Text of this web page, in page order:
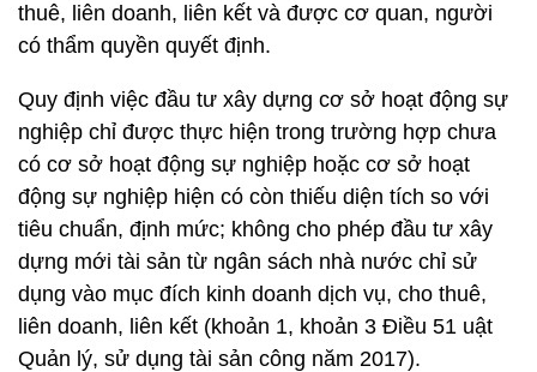
thuê, liên doanh, liên kết và được cơ quan, người
có thẩm quyền quyết định.
Quy định việc đầu tư xây dựng cơ sở hoạt động sự
nghiệp chỉ được thực hiện trong trường hợp chưa
có cơ sở hoạt động sự nghiệp hoặc cơ sở hoạt
động sự nghiệp hiện có còn thiếu diện tích so với
tiêu chuẩn, định mức; không cho phép đầu tư xây
dựng mới tài sản từ ngân sách nhà nước chỉ sử
dụng vào mục đích kinh doanh dịch vụ, cho thuê,
liên doanh, liên kết (khoản 1, khoản 3 Điều 51 uật
Quản lý, sử dụng tài sản công năm 2017).